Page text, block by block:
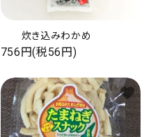
炊き込みわかめ
756円(税56円)
favorite